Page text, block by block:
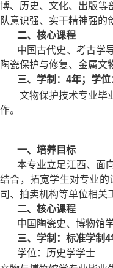
博、历史、文化、出版等
队意识强、实干精神强的
二、核心课程
中国古代史、考古学
陶瓷保护与修复、金属文
三、学制： 4年；学位
文物保护技术专业毕
作。
一、培养目标
本专业立足江西、面
结合，拓宽学生对专业
司、拍卖机构等单位相关
二、核心课程
中国陶瓷史、博物馆
三、学制：标准学制4
学位：历史学学士